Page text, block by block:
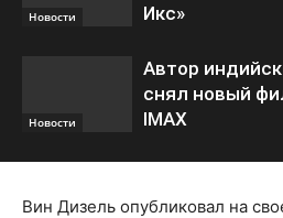
Новости
Икс»
Новости
Автор
снял новый
IMAX
Вин Дизель опубликовал на